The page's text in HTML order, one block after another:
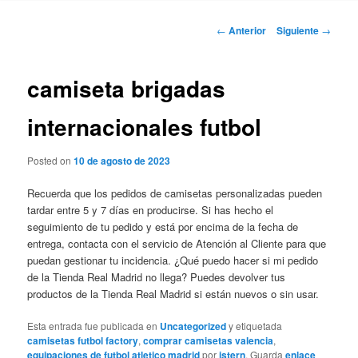
Navegación
← Anterior Siguiente →
camiseta brigadas
internacionales futbol
Posted on10 de agosto de 2023
Recuerda que los pedidos de camisetas personalizadas pueden
tardar entre 5 y 7 días en producirse. Si has hecho el
seguimiento de tu pedido y está por encima de la fecha de
entrega, contacta con el servicio de Atención al Cliente para que
puedan gestionar tu incidencia. ¿Qué puedo hacer si mi pedido
de la Tienda Real Madrid no llega? Puedes devolver tus
productos de la Tienda Real Madrid si están nuevos o sin usar.
Esta entrada fue publicada en Uncategorizedy etiquetada
camisetas futbol factory,comprar camisetas valencia,
equipaciones de futbol atletico madridporistern. Guardaenlace